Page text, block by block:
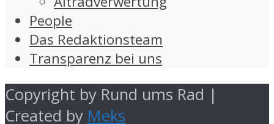
People
Das Redaktionsteam
Transparenz bei uns
Copyright by Rund ums Rad |
Created by Meks